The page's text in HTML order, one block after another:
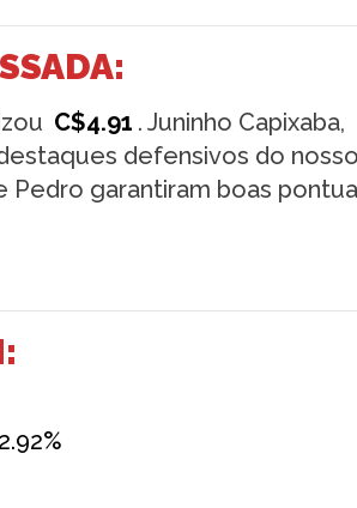
C$4.91 . Juninho Capixaba,
defensivos do
Pedro garantiram boas